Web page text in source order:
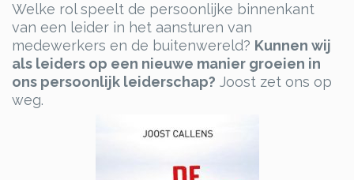
Welke rol speelt de persoonlijke binnenkant
van een leider in het aansturen van
medewerkers en de buitenwereld? Kunnen wij
als leiders op een nieuwe manier groeien in
ons persoonlijk leiderschap? Joost zet ons op
weg.